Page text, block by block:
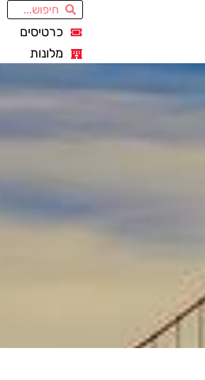
כרטיסים
מלונות